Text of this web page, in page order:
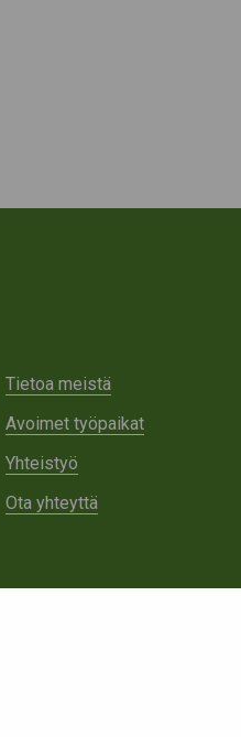
Tietoa meistä
Avoimet työpaikat
Yhteistyö
Ota yhteyttä